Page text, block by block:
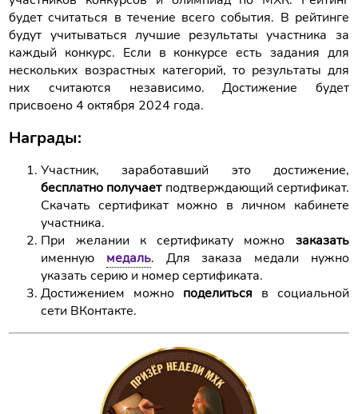
будет считаться в течение всего события. В рейтинге
будут учитываться лучшие результаты участника за
каждый конкурс. Если в конкурсе есть задания для
нескольких возрастных категорий, то результаты для
них считаются независимо. Достижение будет
присвоено 4 октября 2024 года.
Награды:
Участник, заработавший это достижение,
бесплатно получаетподтверждающий сертификат.
Скачать сертификат можно в личном кабинете
участника.
При желании к сертификату можно заказать
именную медаль. Для заказа медали нужно
указать серию и номер сертификата.
Достижением можно поделиться в социальной
сети ВКонтакте.